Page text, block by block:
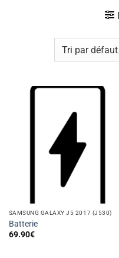
SAMSUNG GALAXY J5 2017 (J530)
Batterie
69.90€